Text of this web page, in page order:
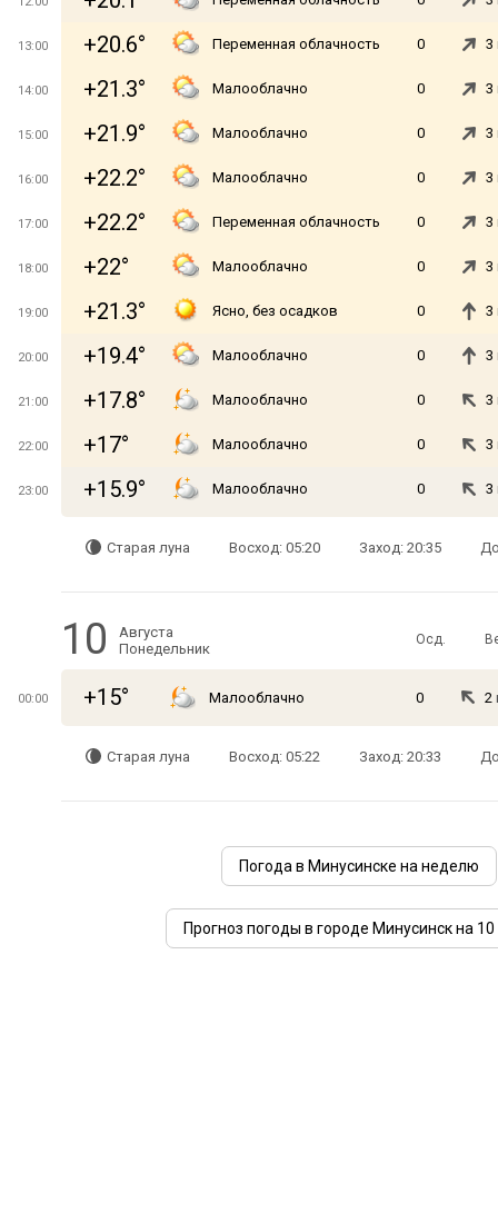
13:00 +20.6° Переменная облачность 0 3
14:00 +21.3° Малооблачно 0 3
15:00 +21.9° Малооблачно 0 3
16:00 +22.2° Малооблачно 0 3
17:00 +22.2° Переменная облачность 0 3
18:00 +22° Малооблачно 0 3
19:00 +21.3° Ясно, без осадков 0 3
20:00 +19.4° Малооблачно 0 3
21:00 +17.8° Малооблачно 0 3
22:00 +17° Малооблачно 0 3
23:00 +15.9° Малооблачно 0 3
Старая луна Восход: 05:20 Заход: 20:35
10
Августа
Понедельник
Осд.
00:00 +15° Малооблачно 0 2
Старая луна Восход: 05:22 Заход: 20:33
Погода в Минусинске на неделю
Прогноз погоды в городе Минусинск на